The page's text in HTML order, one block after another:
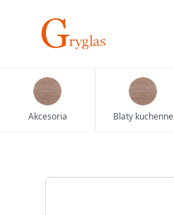
Akcesoria Blaty kuchenne